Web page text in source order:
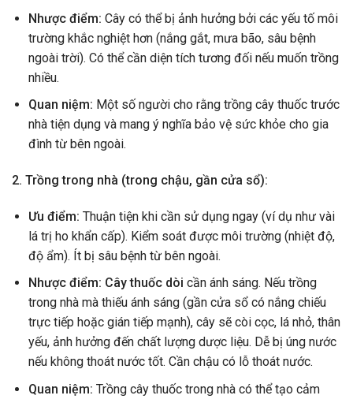
Nhược điểm: Cây có thể bị ảnh hưởng bởi các yếu tố môi
trường khắc nghiệt hơn (nắng gắt, mưa bão, sâu bệnh
ngoài trời). Có thể cần diện tích tương đối nếu muốn trồng
nhiều.
Quan niệm: Một số người cho rằng trồng cây thuốc trước
nhà tiện dụng và mang ý nghĩa bảo vệ sức khỏe cho gia
đình từ bên ngoài.
2. Trồng trong nhà (trong chậu, gần cửa sổ):
Ưu điểm: Thuận tiện khi cần sử dụng ngay (ví dụ như vài
lá trị ho khẩn cấp). Kiểm soát được môi trường (nhiệt độ,
độ ẩm). Ít bị sâu bệnh từ bên ngoài.
Nhược điểm: Cây thuốc dòi cần ánh sáng. Nếu trồng
trong nhà mà thiếu ánh sáng (gần cửa sổ có nắng chiếu
trực tiếp hoặc gián tiếp mạnh), cây sẽ còi cọc, lá nhỏ, thân
yếu, ảnh hưởng đến chất lượng dược liệu. Dễ bị úng nước
nếu không thoát nước tốt. Cần chậu có lỗ thoát nước.
Quan niệm: Trồng cây thuốc trong nhà có thể tạo cảm